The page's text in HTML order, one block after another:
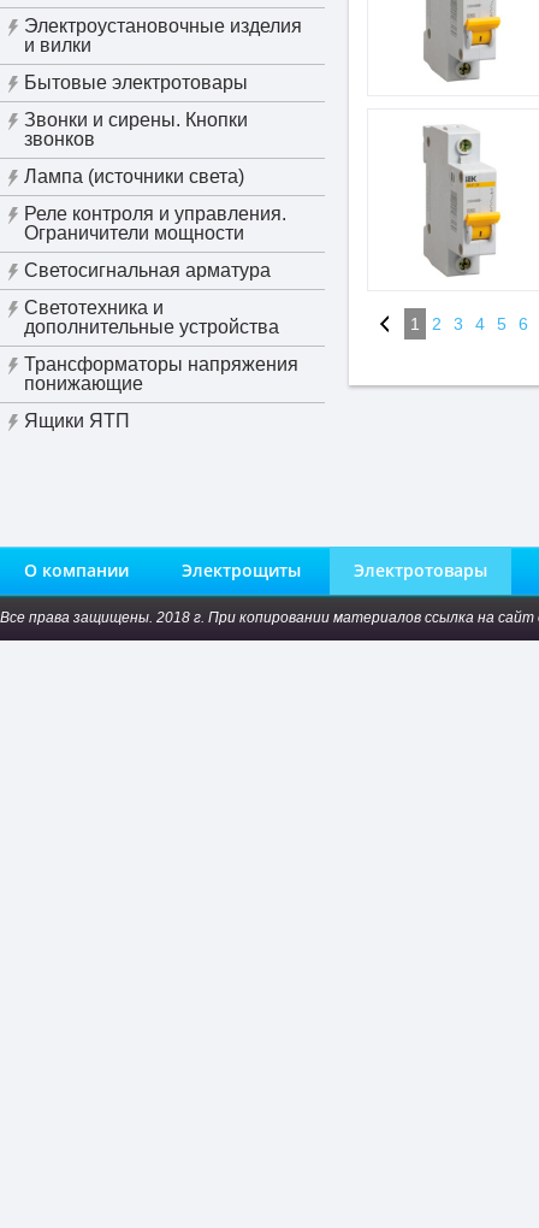
Электроустановочные изделия
и вилки
Бытовые электротовары
Звонки и сирены. Кнопки
звонков
Лампа (источники света)
Реле контроля и управления.
Ограничители мощности
Светосигнальная арматура
Светотехника и
дополнительные устройства
Трансформаторы напряжения
понижающие
Ящики ЯТП
1 2 3 4 5 6
О компании Электрощиты Электротовары
Все права защищены. 2018 г. При копировании материалов ссылка на сайт